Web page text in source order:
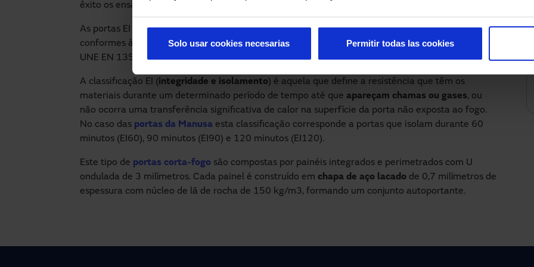
Solo usar cookies necesarias Permitir todas las cookies
êxito os ensaios.
As portas EI 60, EI 90 e EI120foram certificadas em todo o seu conjuntoe seguiram os ensaios
conformes à norma UNE EN 1634-1:2016+A1 2018 e de acordo com a classificação da norma
UNE EN 13501-2:2009.
A classificação EI (integridade e isolamento) é aquela que define a resistência que têm os
materiais durante um determinado período de tempo até que apareçam chamas ou gases, ou
não ocorra uma transferência significativa de calor na superfície da porta não exposta ao fogo.
No caso das portas da Manusa esta classificação corresponde a portas que isolam durante 60
minutos (EI60), 90 minutos (EI90) e 120 minutos (EI120).
Este tipo de portas corta-fogo são compostas por painéis integrados e perimetrados com U
ondulada de 3 milímetros. Cada painel é construído em chapa de aço lacado de 0,7 milímetros de
espessura com núcleo de lã de rocha de 150 kg/m3, formando um conjunto autoportante.